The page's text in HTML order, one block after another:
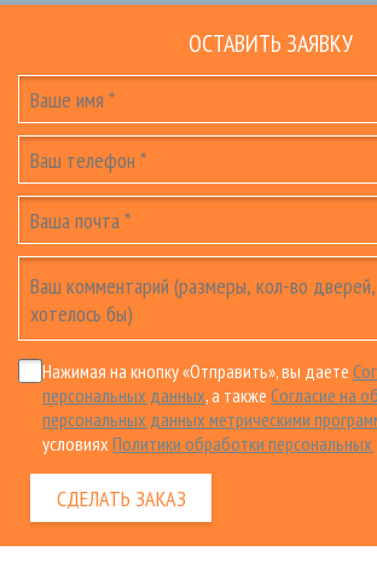
ОСТАВИТЬ ЗАЯВКУ
Нажимая на кнопку «Отправить», вы даете
персональных данных, а также Согласие на
персональных данных метрическими
условиях Политики обработки